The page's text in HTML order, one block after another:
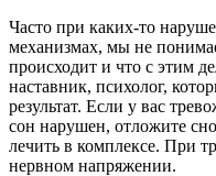
Часто при каких-то
механизмах, мы не
происходит и что с этим
наставник, психолог,
результат. Если у вас
сон нарушен, отложите
лечить в комплексе. При
нервном напряжении.